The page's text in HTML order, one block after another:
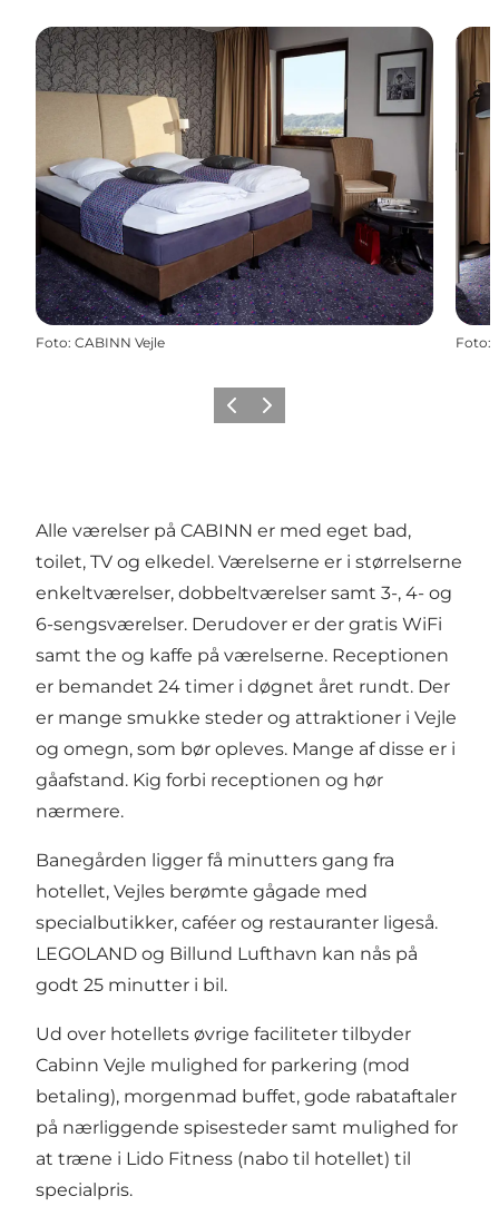
Foto: CABINN Vejle Foto:
Forrige billede
Næste billede
Alle værelser på CABINN er med eget bad,
toilet, TV og elkedel. Værelserne er i størrelserne
enkeltværelser, dobbeltværelser samt 3-, 4- og
6-sengsværelser. Derudover er der gratis WiFi
samt the og kaffe på værelserne. Receptionen
er bemandet 24 timer i døgnet året rundt. Der
er mange smukke steder og attraktioner i Vejle
og omegn, som bør opleves. Mange af disse er i
gåafstand. Kig forbi receptionen og hør
nærmere.
Banegården ligger få minutters gang fra
hotellet, Vejles berømte gågade med
specialbutikker, caféer og restauranter ligeså.
LEGOLAND og Billund Lufthavn kan nås på
godt 25 minutter i bil.
Ud over hotellets øvrige faciliteter tilbyder
Cabinn Vejle mulighed for parkering (mod
betaling), morgenmad buffet, gode rabataftaler
på nærliggende spisesteder samt mulighed for
at træne i Lido Fitness (nabo til hotellet) til
specialpris.